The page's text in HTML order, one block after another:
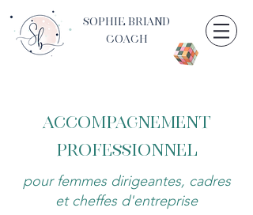
Sophie Briand
CoacH
ACCOMPAGNEMENT
PROFESSIONNEL
pour femmes dirigeantes, cadres
et cheffes d'entreprise